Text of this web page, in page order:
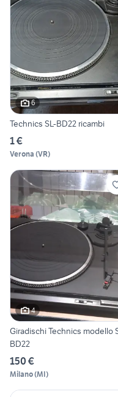
6
Technics SL-BD22 ricambi
1 €
Verona (VR)
4
Giradischi Technics modello SL-
BD22
150 €
Milano(MI)